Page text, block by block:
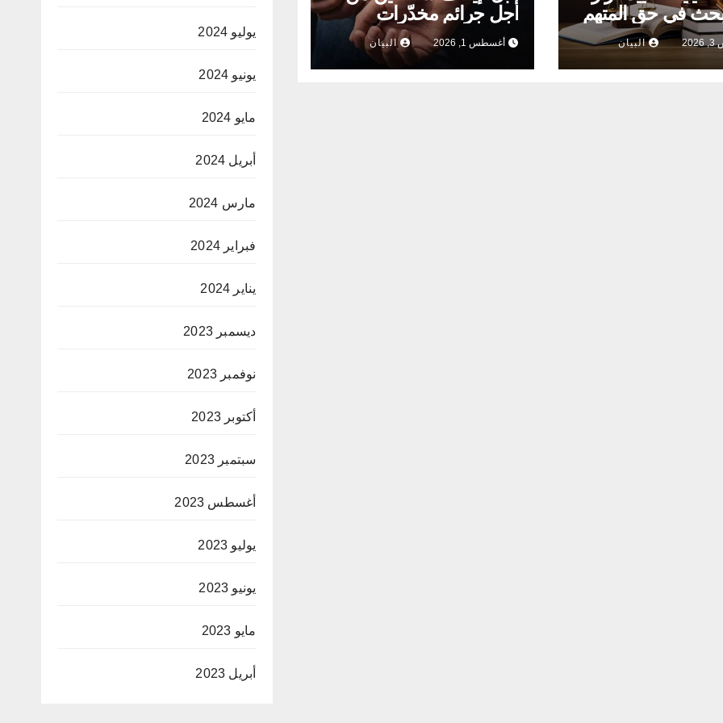
في حق المتهم
البيان
أجل جرائم مخدّرات
أغسطس 1, 2026 البيان
يوليو 2024
يونيو 2024
مايو 2024
أبريل 2024
مارس 2024
فبراير 2024
يناير 2024
ديسمبر 2023
نوفمبر 2023
أكتوبر 2023
سبتمبر 2023
أغسطس 2023
يوليو 2023
يونيو 2023
مايو 2023
أبريل 2023